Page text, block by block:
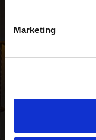
Marketing